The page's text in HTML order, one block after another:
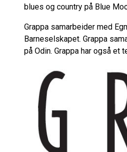
blues og country på Blue
Grappa samarbeider med
Barneselskapet. Grappa
på Odin. Grappa har også et